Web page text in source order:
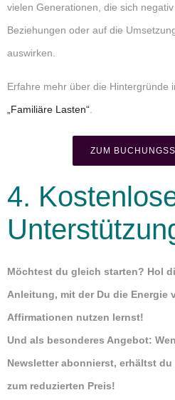
vielen Generationen, die sich
Beziehungen oder auf die
auswirken.
Erfahre mehr über die Hintergründe
„Familiäre Lasten“
ZUM
4.
Möchtest du gleich starten? Hol
Anleitung, mit der Du die Energie
Affirmationen nutzen lernst!
Und als besonderes Angebot:
Newsletter abonnierst, erhältst
zum reduzierten Preis!